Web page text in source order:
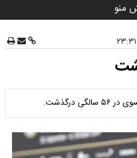
منو
درگذشت.